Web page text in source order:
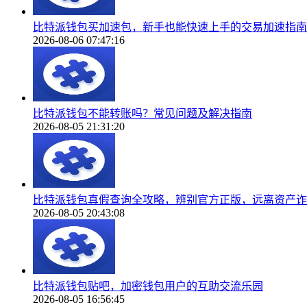
比特派钱包买加速包，新手也能快速上手的交易加速指南
2026-08-06 07:47:16
比特派钱包不能转账吗？常见问题及解决指南
2026-08-05 21:31:20
比特派钱包真假查询全攻略，辨别官方正版，远离资产
2026-08-05 20:43:08
比特派钱包贴吧，加密钱包用户的互助交流乐园
2026-08-05 16:56:45